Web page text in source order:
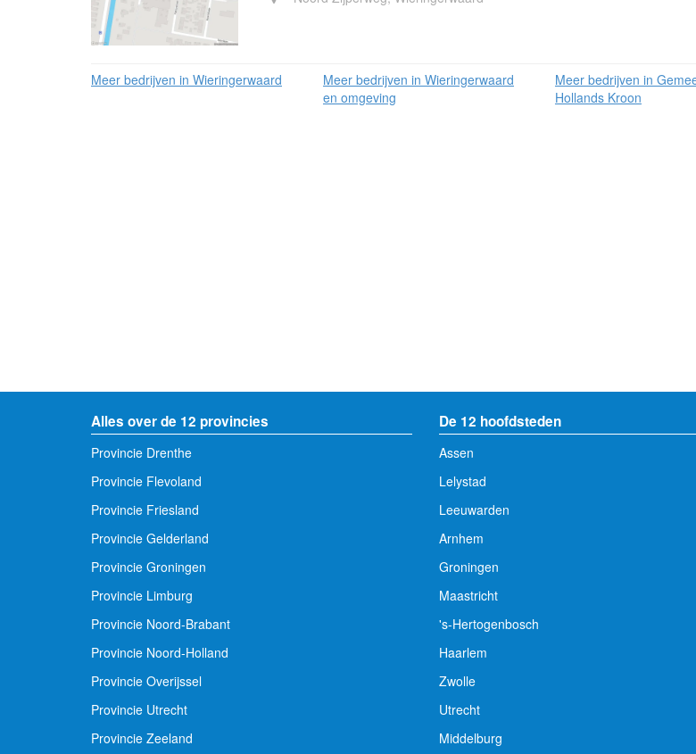
Meer bedrijven in Wieringerwaard
Meer bedrijven in Wieringerwaard
en omgeving
Meer bedrijven in
Hollands Kroon
Alles over de 12 provincies
Provincie Drenthe
Provincie Flevoland
Provincie Friesland
Provincie Gelderland
Provincie Groningen
Provincie Limburg
Provincie Noord-Brabant
Provincie Noord-Holland
Provincie Overijssel
Provincie Utrecht
Provincie Zeeland
De 12 hoofdsteden
Assen
Lelystad
Leeuwarden
Arnhem
Groningen
Maastricht
's-Hertogenbosch
Haarlem
Zwolle
Utrecht
Middelburg